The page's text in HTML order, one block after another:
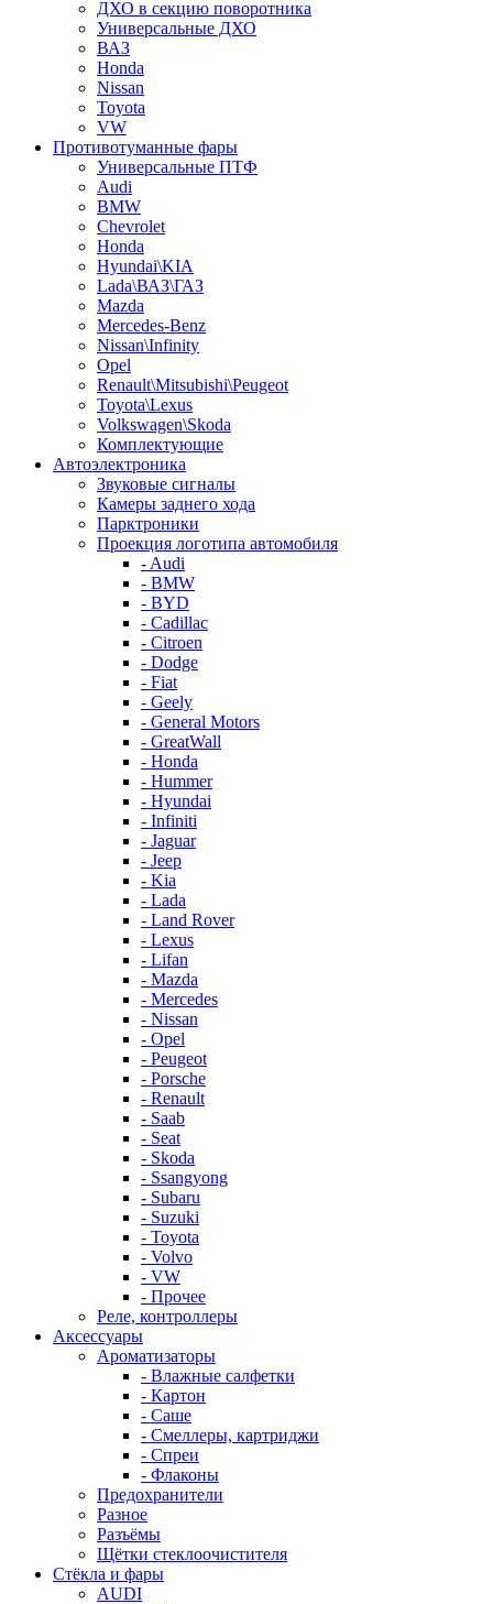
ДХО в секцию поворотника
Универсальные ДХО
ВАЗ
Honda
Nissan
Toyota
VW
Противотуманные фары
Универсальные ПТФ
Audi
BMW
Chevrolet
Honda
Hyundai\KIA
Lada\ВАЗ\ГАЗ
Mazda
Mercedes-Benz
Nissan\Infinity
Opel
Renault\Mitsubishi\Peugeot
Toyota\Lexus
Volkswagen\Skoda
Комплектующие
Автоэлектроника
Звуковые сигналы
Камеры заднего хода
Парктроники
Проекция логотипа автомобиля
- Audi
- BMW
- BYD
- Cadillac
- Citroen
- Dodge
- Fiat
- Geely
- General Motors
- GreatWall
- Honda
- Hummer
- Hyundai
- Infiniti
- Jaguar
- Jeep
- Kia
- Lada
- Land Rover
- Lexus
- Lifan
- Mazda
- Mercedes
- Nissan
- Opel
- Peugeot
- Porsche
- Renault
- Saab
- Seat
- Skoda
- Ssangyong
- Subaru
- Suzuki
- Toyota
- Volvo
- VW
- Прочее
Реле, контроллеры
Аксессуары
Ароматизаторы
- Влажные салфетки
- Картон
- Саше
- Смеллеры, картриджи
- Спреи
- Флаконы
Предохранители
Разное
Разъёмы
Щётки стеклоочистителя
Стёкла и фары
AUDI